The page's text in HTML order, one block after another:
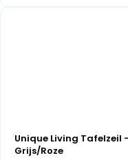
Unique Living Tafelzeil
Grijs/Roze